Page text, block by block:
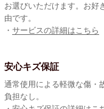
お選びいただけます。お好
由です。
・サービスの詳細はこちら
安心キズ保証
通常使用による軽微な傷・
負担なし。